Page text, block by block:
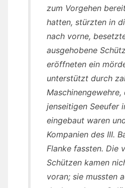
zum Vorgehen
hatten, stürzten in
nach vorne,
ausgehobene
eröffneten ein
unterstützt durch
Maschinengewehre,
jenseitigen Seeufer
eingebaut waren
Kompanien des III.
Flanke fassten. Die
Schützen kamen
voran; sie mussten